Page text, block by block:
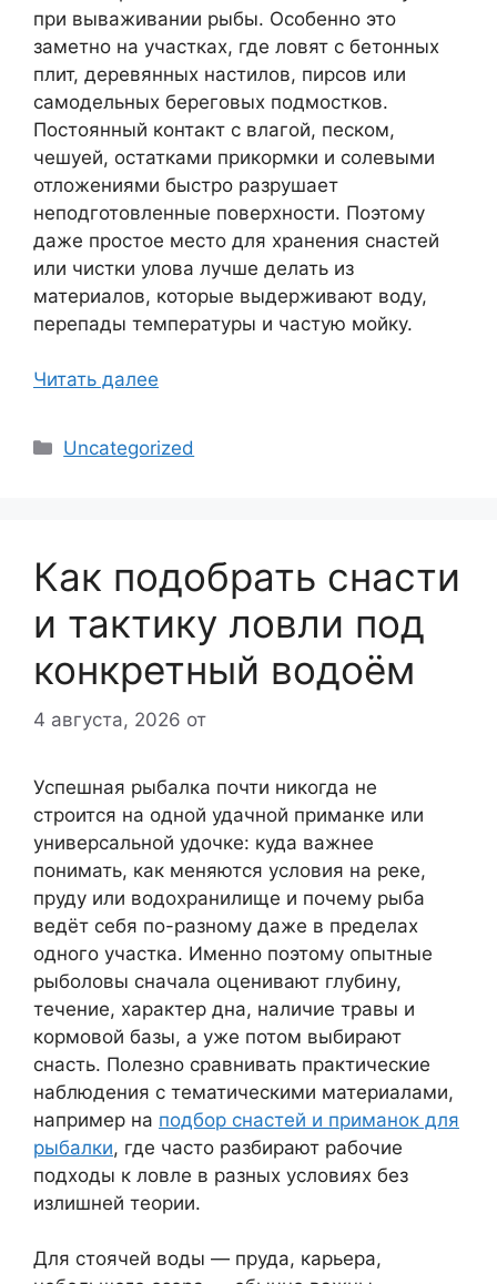
при вываживании рыбы. Особенно это
заметно на участках, где ловят с бетонных
плит, деревянных настилов, пирсов или
самодельных береговых подмостков.
Постоянный контакт с влагой, песком,
чешуей, остатками прикормки и солевыми
отложениями быстро разрушает
неподготовленные поверхности. Поэтому
даже простое место для хранения снастей
или чистки улова лучше делать из
материалов, которые выдерживают воду,
перепады температуры и частую мойку.
Читать далее
Рубрики
Uncategorized
Как подобрать снасти
и тактику ловли под
конкретный водоём
4 августа, 2026 от
Успешная рыбалка почти никогда не
строится на одной удачной приманке или
универсальной удочке: куда важнее
понимать, как меняются условия на реке,
пруду или водохранилище и почему рыба
ведёт себя по-разному даже в пределах
одного участка. Именно поэтому опытные
рыболовы сначала оценивают глубину,
течение, характер дна, наличие травы и
кормовой базы, а уже потом выбирают
снасть. Полезно сравнивать практические
наблюдения с тематическими материалами,
например на подбор снастей и приманок для
рыбалки, где часто разбирают рабочие
подходы к ловле в разных условиях без
излишней теории.
Для стоячей воды — пруда, карьера,